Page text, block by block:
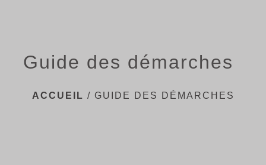
Guide des démarches
ACCUEIL / GUIDE DES DÉMARCHES